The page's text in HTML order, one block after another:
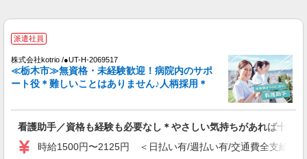
株式会社kotrio /●UT-H-1977295
≪栃木市／看護助手≫子育て世代活躍中！働き
やすい環境♪
時給1500円〜2125円 ＜日払い有/週払い有/交
キープ 詳細を見る
派遣社員
株式会社kotrio /●UT-H-2069517
≪栃木市≫無資格・未経験歓迎！病院内のサポ
ート役＊難しいことはありません♪人柄採用＊
看護助手／資格も経験も必要なし＊やさしい気持ちがあれば十分◎
時給1500円〜2125円 ＜日払い有/週払い有/交通費全支給(ガ